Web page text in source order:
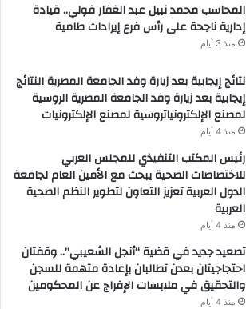
المحاسب محمد نبيل عبد الغفار فولي.. قيادة
إدارية ناجحة على رأس فرع إيرادات طامية
منذ 3 أيام
نتائج إيجابية بعد زيارة وفد الجامعة المصرية النتائج
إيجابية بعد زيارة وفد الجامعة المصرية الروسية
لمصنع الإلكترونياتروسية لمصنع الإلكترونيات
منذ 4 أيام
رئيس المكتب التنفيذي للمجلس العربي
للاختصاصات الصحية يبحث مع الأمين العام لجامعة
الدول العربية تعزيز التعاون لتطوير النظم الصحية
العربية
منذ 4 أيام
تصعيد جديد في قضية “أنجل الشعيبي”.. وقفتان
احتجاجيتان بعدن تطالبان بإعادة متهمة للسجن
والتحقيق في ملابسات الإفراج عن المحكومين
منذ 4 أيام